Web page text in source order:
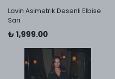
Lavin Asimetrik Desenli Elbise
Sarı
₺ 1,999.00